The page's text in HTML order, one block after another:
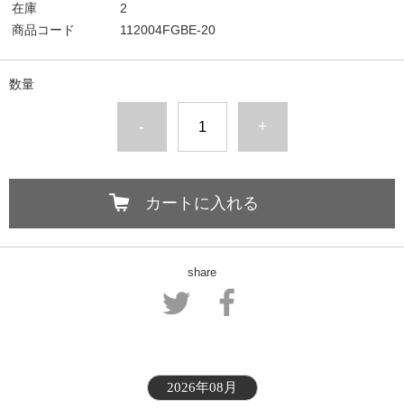
在庫
2
商品コード
112004FGBE-20
数量
- +
カートに入れる
share
2026年08月